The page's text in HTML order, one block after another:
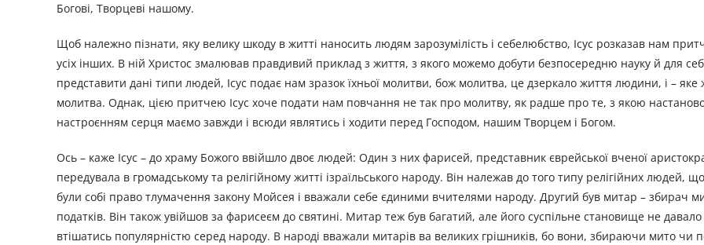
Богові, Творцеві нашому.
Щоб належно пізнати, яку велику шкоду в житті наносить людям зарозумілість і себелюбство, Ісус розказав нам
усіх інших. В ній Христос змалював правдивий приклад з життя, з якого можемо добути безпосередню науку й для
представити дані типи людей, Ісус подає нам зразок їхньої молитви, бож молитва, це дзеркало життя людини, і – яке
молитва. Однак, цією притчею Ісус хоче подати нам повчання не так про молитву, як радше про те, з якою
настроєнням серця маємо завжди і всюди являтись і ходити перед Господом, нашим Творцем і Богом.
Ось – каже Ісус – до храму Божого ввійшло двоє людей: Один з них фарисей, представник єврейської вченої
передувала в громадському та релігійному житті ізраїльського народу. Він належав до того типу релігійних людей,
були собі право тлумачення закону Мойсея і вважали себе єдиними вчителями народу. Другий був митар – збирач
податків. Він також увійшов за фарисеєм до святині. Митар теж був багатий, але його суспільне становище не
втішатись популярністю серед народу. В народі вважали митарів ва великих грішників, бо вони, збираючи мито чи